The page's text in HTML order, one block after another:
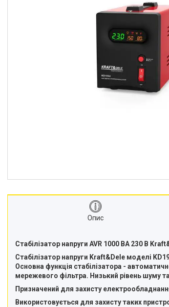
Опис
Стабілізатор напруги AVR 1000 ВА 230 В
Стабілізатор напруги Kraft&Dele моделі
Основна функція стабілізатора -
мережевого фільтра. Низький рівень шуму та
Призначений для захисту
Використовується для захисту таких